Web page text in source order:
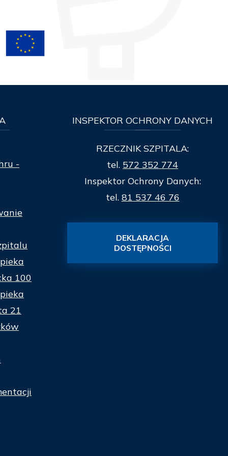
-
100
21
INSPEKTOR OCHRONY DANYCH
RZECZNIK SZPITALA:
tel. 572 352 774
Inspektor Ochrony Danych:
tel. 81 537 46 76
DEKLARACJA
DOSTĘPNOŚCI